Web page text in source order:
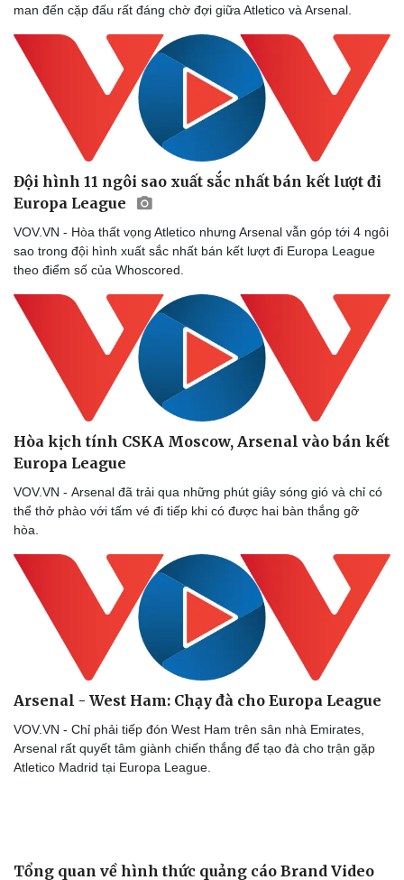
Sức khỏe
Dinh dưỡng - món ngon
Cây thuốc
Sản phụ khoa
Nhi khoa
Nam khoa
Làm đẹp - giảm cân
Ăn sạch sống khỏe
Đời sống
Nhà đẹp
Tình yêu - Gia đình
man đến cặp đấu rất đáng chờ đợi giữa Atletico và Arsenal.
Đội hình 11 ngôi sao xuất sắc nhất bán kết lượt đi
Europa League
VOV.VN - Hòa thất vọng Atletico nhưng Arsenal vẫn góp tới 4 ngôi
sao trong đội hình xuất sắc nhất bán kết lượt đi Europa League
theo điểm số của Whoscored.
Hòa kịch tính CSKA Moscow, Arsenal vào bán kết
Europa League
VOV.VN - Arsenal đã trải qua những phút giây sóng gió và chỉ có
thể thở phào với tấm vé đi tiếp khi có được hai bàn thắng gỡ
hòa.
Arsenal - West Ham: Chạy đà cho Europa League
VOV.VN - Chỉ phải tiếp đón West Ham trên sân nhà Emirates,
Arsenal rất quyết tâm giành chiến thắng để tạo đà cho trận gặp
Atletico Madrid tại Europa League.